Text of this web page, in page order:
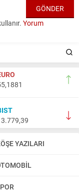
YAZILARI
Yorum